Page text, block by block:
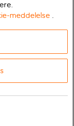
meddelelse .